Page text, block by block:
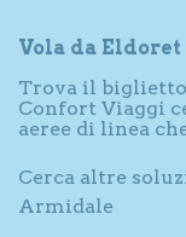
Vola da
Trova il biglietto
Confort Viaggi
aeree di linea
Cerca altre
Armidale